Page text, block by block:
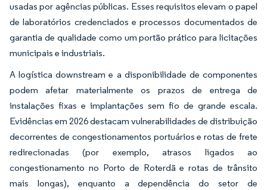
usadas por agências públicas. Esses requisitos elevam o papel
de laboratórios credenciados e processos documentados de
garantia de qualidade como um portão prático para licitações
municipais e industriais.
A logística downstream e a disponibilidade de componentes
podem afetar materialmente os prazos de entrega de
instalações fixas e implantações sem fio de grande escala.
Evidências em 2026 destacam vulnerabilidades de distribuição
decorrentes de congestionamentos portuários e rotas de frete
redirecionadas (por exemplo, atrasos ligados ao
congestionamento no Porto de Roterdã e rotas de trânsito
mais longas), enquanto a dependência do setor de